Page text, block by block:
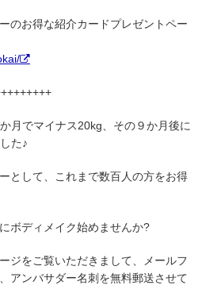
のお得な紹介カードプレゼントペー
月でマイナス20kg、その９か月後に
た♪
として、これまで数百人の方をお得
ボディメイク始めませんか?
ジをご覧いただきまして、メールフ
アンバサダー名刺を無料郵送させて